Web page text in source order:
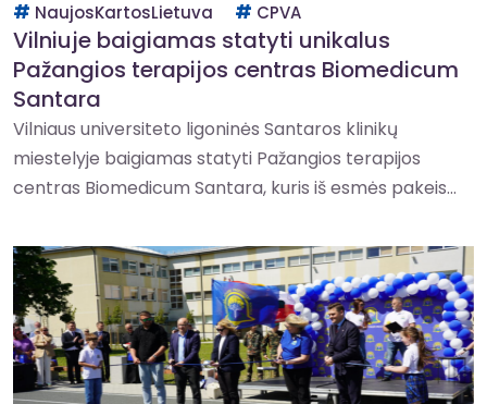
NaujosKartosLietuva
CPVA
Vilniuje baigiamas statyti unikalus
Pažangios terapijos centras Biomedicum
Santara
Vilniaus universiteto ligoninės Santaros klinikų
miestelyje baigiamas statyti Pažangios terapijos
centras Biomedicum Santara, kuris iš esmės pakeis...